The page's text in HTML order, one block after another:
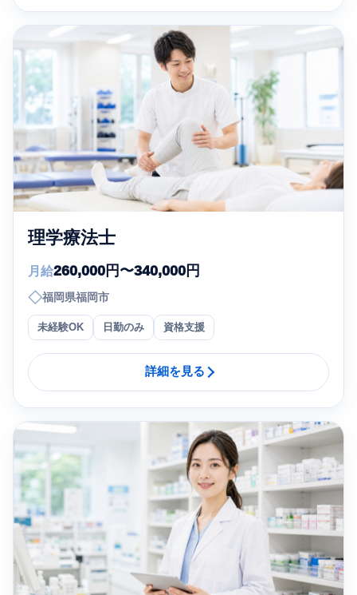
理学療法士
月給260,000円〜340,000円
◇福岡県福岡市
未経験OK 日勤のみ 資格支援
詳細を見る